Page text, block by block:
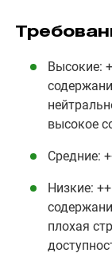
Высокие:
высокое
Средние:
Низкие:
плохая